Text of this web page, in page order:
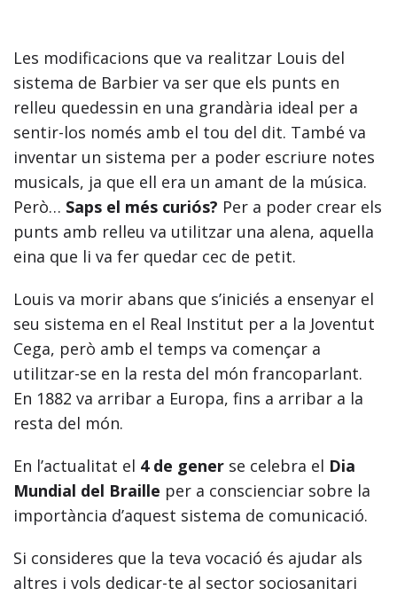
Les modificacions que va realitzar Louis del
sistema de Barbier va ser que els punts en
relleu quedessin en una grandària ideal per a
sentir-los només amb el tou del dit. També va
inventar un sistema per a poder escriure notes
musicals, ja que ell era un amant de la música.
Però… Saps el més curiós? Per a poder crear els
punts amb relleu va utilitzar una alena, aquella
eina que li va fer quedar cec de petit.
Louis va morir abans que s’iniciés a ensenyar el
seu sistema en el Real Institut per a la Joventut
Cega, però amb el temps va començar a
utilitzar-se en la resta del món francoparlant.
En 1882 va arribar a Europa, fins a arribar a la
resta del món.
En l’actualitat el 4 de gener se celebra el Dia
Mundial del Braille per a conscienciar sobre la
importància d’aquest sistema de comunicació.
Si consideres que la teva vocació és ajudar als
altres i vols dedicar-te al sector sociosanitari